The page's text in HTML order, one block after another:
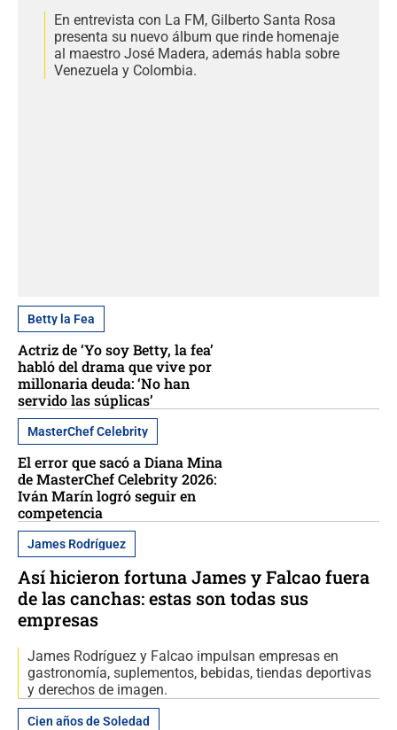
En entrevista con La FM, Gilberto Santa Rosa
presenta su nuevo álbum que rinde homenaje
al maestro José Madera, además habla sobre
Venezuela y Colombia.
Betty la Fea
Actriz de ‘Yo soy Betty, la fea’
habló del drama que vive por
millonaria deuda: ‘No han
servido las súplicas’
MasterChef Celebrity
El error que sacó a Diana Mina
de MasterChef Celebrity 2026:
Iván Marín logró seguir en
competencia
James Rodríguez
Así hicieron fortuna James y Falcao fuera
de las canchas: estas son todas sus
empresas
James Rodríguez y Falcao impulsan empresas en
gastronomía, suplementos, bebidas, tiendas deportivas
y derechos de imagen.
Cien años de Soledad